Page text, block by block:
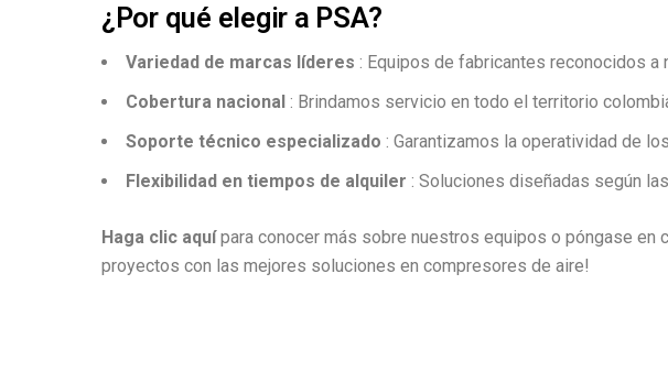
¿Por qué elegir a PSA?
Variedad de marcas líderes : Equipos de fabricantes reconocidos a
Cobertura nacional : Brindamos servicio en todo el territorio
Soporte técnico especializado : Garantizamos la operatividad de
Flexibilidad en tiempos de alquiler : Soluciones diseñadas según
Haga clic aquípara conocer más sobre nuestros equipos o póngase en
proyectos con las mejores soluciones en compresores de aire!